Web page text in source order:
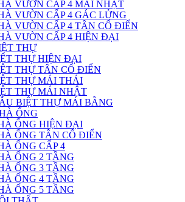
VƯỜN CẤP 4 MÁI NHẬT
VƯỜN CẤP 4 GÁC LỬNG
VƯỜN CẤP 4 TÂN CỔ ĐIỂN
VƯỜN CẤP 4 HIỆN ĐẠI
THỰ
THỰ HIỆN ĐẠI
THỰ TÂN CỔ ĐIỂN
THỰ MÁI THÁI
THỰ MÁI NHẬT
BIỆT THỰ MÁI BẰNG
ỐNG
ỐNG HIỆN ĐẠI
ỐNG TÂN CỔ ĐIỂN
ỐNG CẤP 4
ỐNG 2 TẦNG
ỐNG 3 TẦNG
ỐNG 4 TẦNG
ỐNG 5 TẦNG